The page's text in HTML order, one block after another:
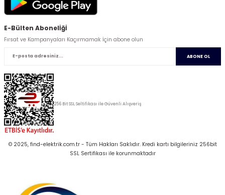
E-Bülten Abonelİğİ
Fırsat ve Kampanyaları Kaçırmamak İçin abone olun
ABONE OL
256 Bit SSL Seltifikası ile Güvenli Alışveriş
© 2025, find-elektrik.com.tr - Tüm Hakları Saklıdır. Kredi kartı bilgileriniz 256bit
SSL Sertifikası ile korunmaktadır